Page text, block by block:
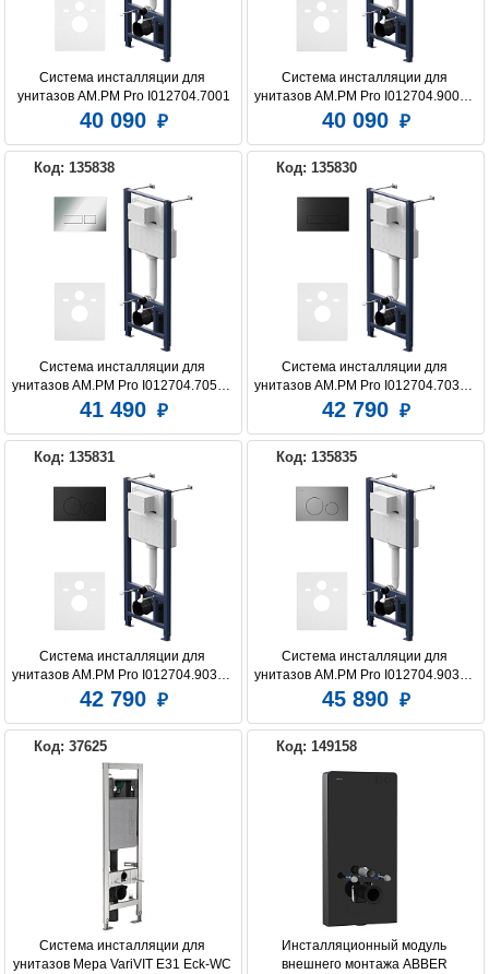
Система инсталляции для
унитазов AM.PM Pro I012704.7001
40 090
Система инсталляции для
унитазов AM.PM Pro I012704.9001 с
клавишей Pro L, белый
40 090
Код: 135838
Система инсталляции для
унитазов AM.PM Pro I012704.7051 с
клавишей Pro S, глянцевый хром
41 490
Код: 135830
Система инсталляции для
унитазов AM.PM Pro I012704.7038 с
клавишей Pro S, черный матовый
42 790
Код: 135831
Система инсталляции для
унитазов AM.PM Pro I012704.9038 с
клавишей Pro L, черный матовый
42 790
Код: 135835
Система инсталляции для
унитазов AM.PM Pro I012704.9031 с
клавишей Pro L, матовый никель
45 890
Код: 37625
Система инсталляции для
унитазов Mepa VariVIT Е31 Eck-WC
Код: 149158
Инсталляционный модуль
внешнего монтажа ABBER